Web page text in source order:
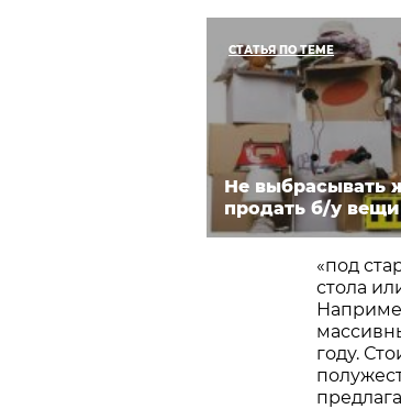
СТАТЬЯ ПО ТЕМЕ
Не выбрасывать
продать б/у
«под
стола
году.